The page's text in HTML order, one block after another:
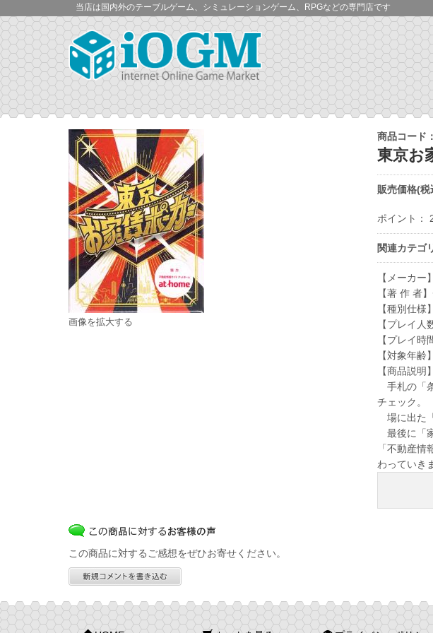
当店は国内外のテーブルゲーム、シミュレーションゲーム、RPGなどの専門店です
画像を拡大する
商品コード：
東京お
販売価格(税
ポイント：
関連カテゴ
【メーカー
【著 作 者
【種別仕様
【プレイ人
【プレイ時
【対象年齢
【商品説
手札の「
チェック。
場に出た
最後に「
「不動産
わっていき
この商品に対するご感想をぜひお寄せください。